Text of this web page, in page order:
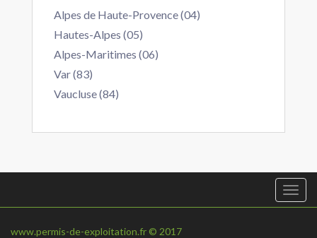
Alpes de Haute-Provence (04)
Hautes-Alpes (05)
Alpes-Maritimes (06)
Var (83)
Vaucluse (84)
www.permis-de-exploitation.fr © 2017